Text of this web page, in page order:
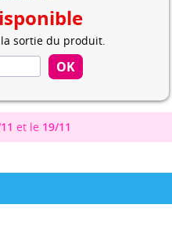
sortie du produit.
et le 19/11